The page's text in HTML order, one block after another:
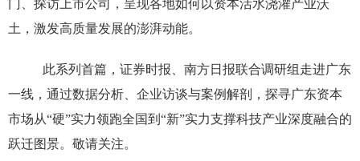
门、探访上市公司，呈现各地如何以资本活水浇灌产业沃
土，激发高质量发展的澎湃动能。
此系列首篇，证券时报、南方日报联合调研组走进广东
一线，通过数据分析、企业访谈与案例解剖，探寻广东资本
市场从“硬”实力领跑全国到“新”实力支撑科技产业深度融合的
跃迁图景。敬请关注。